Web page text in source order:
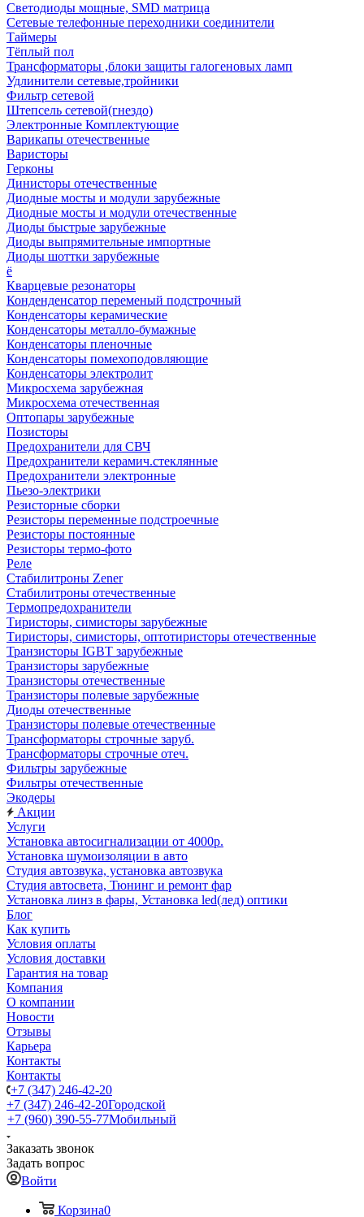
Светодиоды мощные, SMD матрица
Сетевые телефонные переходники соединители
Таймеры
Тёплый пол
Трансформаторы ,блоки защиты галогеновых ламп
Удлинители сетевые,тройники
Фильтр сетевой
Штепсель сетевой(гнездо)
Электронные Комплектующие
Варикапы отечественные
Варисторы
Герконы
Динисторы отечественные
Диодные мосты и модули зарубежные
Диодные мосты и модули отечественные
Диоды быстрые зарубежные
Диоды выпрямительные импортные
Диоды шоттки зарубежные
ё
Кварцевые резонаторы
Конденденсатор переменый подстрочный
Конденсаторы керамические
Конденсаторы металло-бумажные
Конденсаторы пленочные
Конденсаторы помехоподовляющие
Конденсаторы электролит
Микросхема зарубежная
Микросхема отечественная
Оптопары зарубежные
Позисторы
Предохранители для СВЧ
Предохранители керамич.стеклянные
Предохранители электронные
Пьезо-электрики
Резисторные сборки
Резисторы переменные подстроечные
Резисторы постоянные
Резисторы термо-фото
Реле
Стабилитроны Zener
Стабилитроны отечественные
Термопредохранители
Тиристоры, симисторы зарубежные
Тиристоры, симисторы, оптотиристоры отечественные
Транзисторы IGBT зарубежные
Транзисторы зарубежные
Транзисторы отечественные
Транзисторы полевые зарубежные
Диоды отечественные
Транзисторы полевые отечественные
Трансформаторы строчные заруб.
Трансформаторы строчные отеч.
Фильтры зарубежные
Фильтры отечественные
Экодеры
Акции
Услуги
Установка автосигнализации от 4000р.
Установка шумоизоляции в авто
Студия автозвука, установка автозвука
Студия автосвета, Тюнинг и ремонт фар
Установка линз в фары, Установка led(лед) оптики
Блог
Как купить
Условия оплаты
Условия доставки
Гарантия на товар
Компания
О компании
Новости
Отзывы
Карьера
Контакты
Контакты
+7 (347) 246-42-20
+7 (347) 246-42-20Городской
+7 (960) 390-55-77Мобильный
Заказать звонок
Задать вопрос
Войти
Корзина0